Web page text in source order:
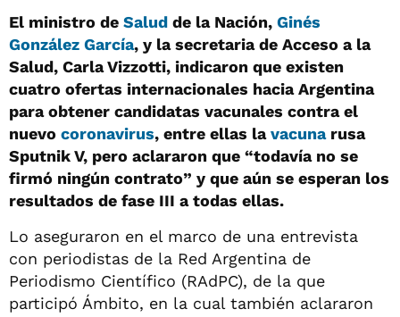
El ministro de Salud de la Nación, Ginés
González García, y la secretaria de Acceso a la
Salud, Carla Vizzotti, indicaron que existen
cuatro ofertas internacionales hacia Argentina
para obtener candidatas vacunales contra el
nuevo coronavirus, entre ellas lavacunarusa
Sputnik V, pero aclararon que “todavía no se
firmó ningún contrato” y que aún se esperan los
resultados de fase III a todas ellas.
Lo aseguraron en el marco de una entrevista
con periodistas de la Red Argentina de
Periodismo Científico (RAdPC), de la que
participó Ámbito, en la cual también aclararon